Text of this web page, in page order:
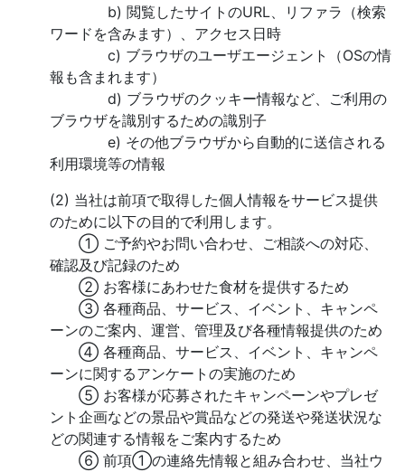
b) 閲覧したサイトのURL、リファラ（検索
ワードを含みます）、アクセス日時
c) ブラウザのユーザエージェント（OSの情
報も含まれます）
d) ブラウザのクッキー情報など、ご利用の
ブラウザを識別するための識別子
e) その他ブラウザから自動的に送信される
利用環境等の情報
(2) 当社は前項で取得した個人情報をサービス提供
のために以下の目的で利用します。
① ご予約やお問い合わせ、ご相談への対応、
確認及び記録のため
② お客様にあわせた食材を提供するため
③ 各種商品、サービス、イベント、キャンペ
ーンのご案内、運営、管理及び各種情報提供のため
④ 各種商品、サービス、イベント、キャンペ
ーンに関するアンケートの実施のため
⑤ お客様が応募されたキャンペーンやプレゼ
ント企画などの景品や賞品などの発送や発送状況な
どの関連する情報をご案内するため
⑥ 前項①の連絡先情報と組み合わせ、当社ウ